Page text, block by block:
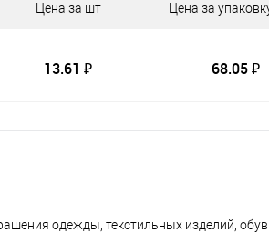
Цена за шт Цена за
13.61 ₽ 68.05 ₽
одежды, текстильных изделий,